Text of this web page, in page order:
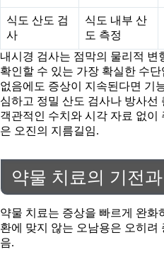
식도 산도 검
사
식도 내부 산
도 측정
내시경 검사는 점막의 물리적 변
확인할 수 있는 가장 확실한 수
없음에도 증상이 지속된다면 기
심하고 정밀 산도 검사나 방사선
객관적인 수치와 시각 자료 없
은 오진의 지름길임.
약물 치료의 기전
약물 치료는 증상을 빠르게 완화
환에 맞지 않는 오남용은 오히
음.